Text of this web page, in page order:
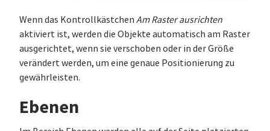
Wenn das Kontrollkästchen Am Raster ausrichten
aktiviert ist, werden die Objekte automatisch am Raster
ausgerichtet, wenn sie verschoben oder in der Größe
verändert werden, um eine genaue Positionierung zu
gewährleisten.
Ebenen